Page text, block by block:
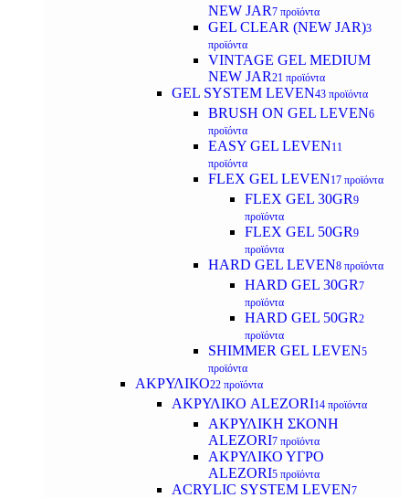
NEW JAR7 προϊόντα
GEL CLEAR (NEW JAR)3
προϊόντα
VINTAGE GEL MEDIUM
NEW JAR21 προϊόντα
GEL SYSTEM LEVEN43 προϊόντα
BRUSH ON GEL LEVEN6
προϊόντα
EASY GEL LEVEN11
προϊόντα
FLEX GEL LEVEN17 προϊόντα
FLEX GEL 30GR9
προϊόντα
FLEX GEL 50GR9
προϊόντα
HARD GEL LEVEN8 προϊόντα
HARD GEL 30GR7
προϊόντα
HARD GEL 50GR2
προϊόντα
SHIMMER GEL LEVEN5
προϊόντα
ΑΚΡΥΛΙΚΟ22 προϊόντα
ΑΚΡΥΛΙΚΟ ALEZORI14 προϊόντα
ΑΚΡΥΛΙΚΗ ΣΚΟΝΗ
ALEZORI7 προϊόντα
ΑΚΡΥΛΙΚΟ ΥΓΡΟ
ALEZORI5 προϊόντα
ACRYLIC SYSTEM LEVEN7